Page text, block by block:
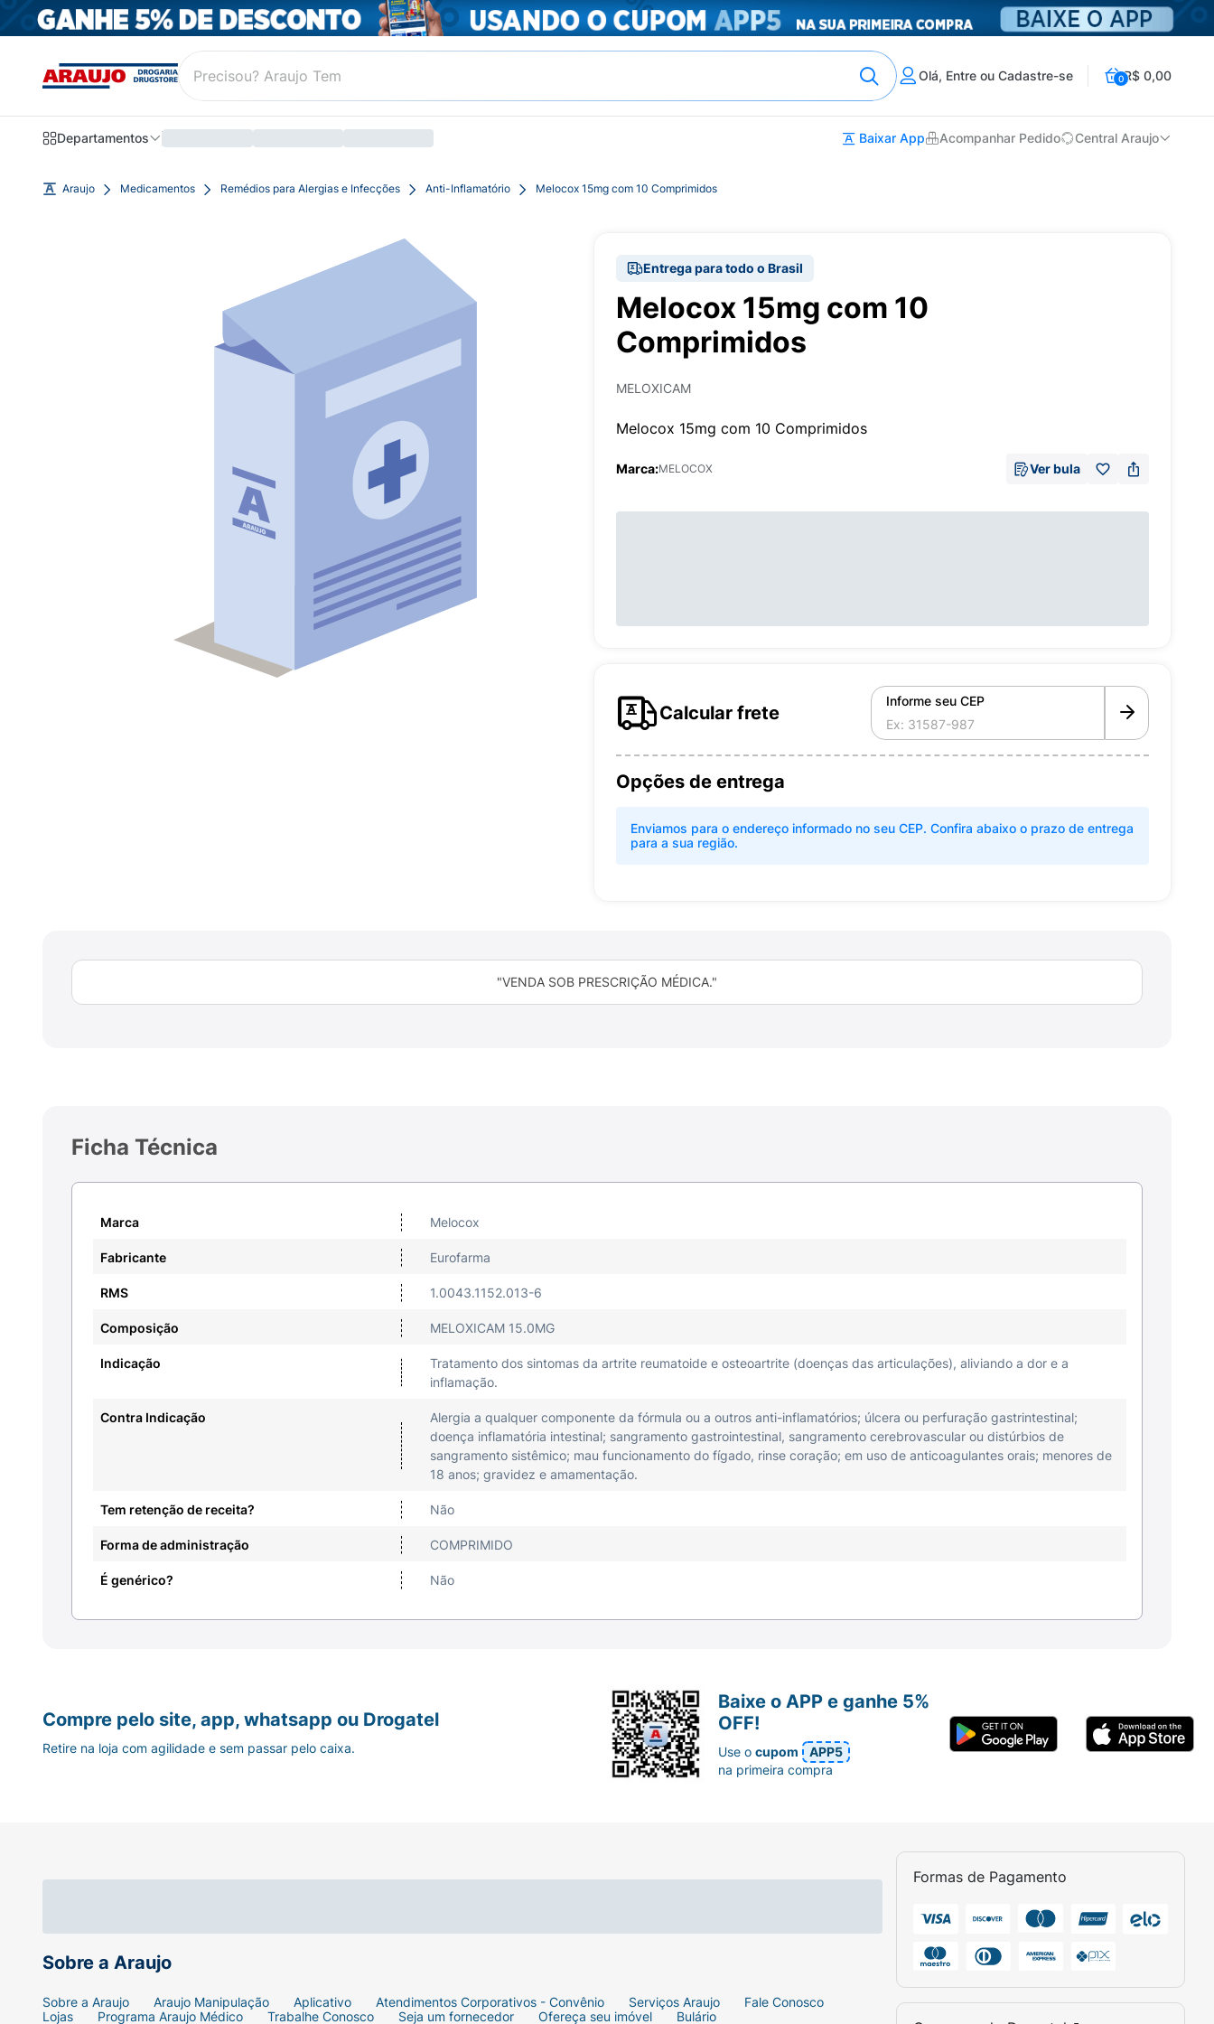
Olá, Entre ou Cadastre-se 0R$ 0,00
Departamentos Baixar App Acompanhar Pedido Central Araujo
Araujo Medicamentos Remédios para Alergias e Infecções Anti-Inflamatório Melocox 15mg com 10 Comprimidos
Entrega para todo o Brasil
Melocox 15mg com 10
Comprimidos
MELOXICAM
Melocox 15mg com 10 Comprimidos
Marca:MELOCOX Ver bula
Calcular frete
Informe seu CEP
Opções de entrega
Enviamos para o endereço informado no seu CEP. Confira abaixo o prazo de entrega
para a sua região.
"VENDA SOB PRESCRIÇÃO MÉDICA."
Ficha Técnica
Marca Melocox
Fabricante Eurofarma
RMS 1.0043.1152.013-6
Composição MELOXICAM 15.0MG
Indicação
Tratamento dos sintomas da artrite reumatoide e osteoartrite (doenças das articulações), aliviando a dor e a
inflamação.
Contra Indicação
Alergia a qualquer componente da fórmula ou a outros anti-inflamatórios; úlcera ou perfuração gastrintestinal;
doença inflamatória intestinal; sangramento gastrointestinal, sangramento cerebrovascular ou distúrbios de
sangramento sistêmico; mau funcionamento do fígado, rinse coração; em uso de anticoagulantes orais; menores de
18 anos; gravidez e amamentação.
Tem retenção de receita? Não
Forma de administração COMPRIMIDO
É genérico? Não
Sobre a Araujo
Sobre a Araujo Araujo Manipulação Aplicativo Atendimentos Corporativos - Convênio Serviços Araujo
Fale Conosco
Lojas
Programa Araujo Médico Trabalhe Conosco Seja um fornecedor Ofereça seu imóvel Bulário
Formas de Pagamento
Compre pelo site, app, whatsapp ou Drogatel
Retire na loja com agilidade e sem passar pelo caixa.
Baixe o APP e ganhe 5%
OFF!
Use ocupom
APP5
na primeira compra